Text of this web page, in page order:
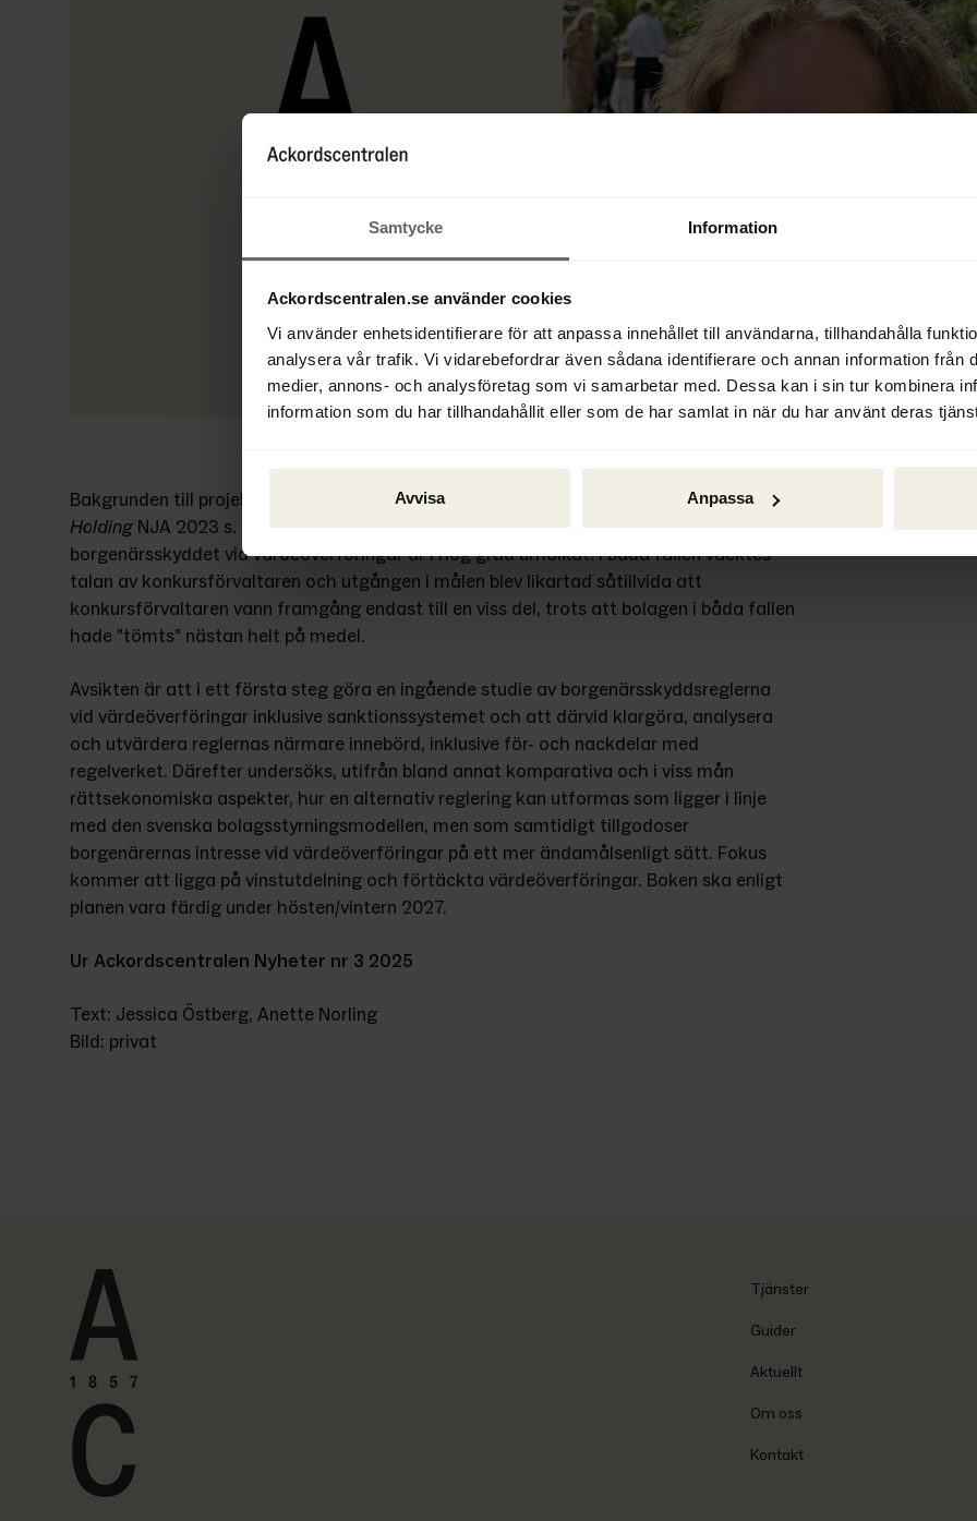
Samtycke Information
Ackordscentralen.se använder cookies
Vi använder enhetsidentifierare för att anpassa innehållet till användarna, tillhandahålla
analysera vår trafik. Vi vidarebefordrar även sådana identifierare och annan information från
medier, annons- och analysföretag som vi samarbetar med. Dessa kan i sin tur kombinera
information som du har tillhandahållit eller som de har samlat in när du har använt deras
Avvisa Anpassa
Bakgrunden till projektet är främst två färska domar från Högsta domstolen Fox House
Holding NJA 2023 s. 779 och Four Gardens HD mål T 5171-23, där det tydliggjorts att
borgenärsskyddet vid värdeöverföringar är i hög grad urholkat. I båda fallen väcktes
talan av konkursförvaltaren och utgången i målen blev likartad såtillvida att
konkursförvaltaren vann framgång endast till en viss del, trots att bolagen i båda fallen
hade ”tömts” nästan helt på medel.
Avsikten är att i ett första steg göra en ingående studie av borgenärsskyddsreglerna
vid värdeöverföringar inklusive sanktionssystemet och att därvid klargöra, analysera
och utvärdera reglernas närmare innebörd, inklusive för- och nackdelar med
regelverket. Därefter undersöks, utifrån bland annat komparativa och i viss mån
rättsekonomiska aspekter, hur en alternativ reglering kan utformas som ligger i linje
med den svenska bolagsstyrningsmodellen, men som samtidigt tillgodoser
borgenärernas intresse vid värdeöverföringar på ett mer ändamålsenligt sätt. Fokus
kommer att ligga på vinstutdelning och förtäckta värdeöverföringar. Boken ska enligt
planen vara färdig under hösten/vintern 2027.
Ur Ackordscentralen Nyheter nr 3 2025
Text: Jessica Östberg, Anette Norling
Bild: privat
Tjänster
Guider
Aktuellt
Om oss
Kontakt